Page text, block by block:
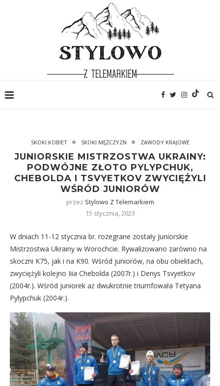
SKOKI KOBIET SKOKI MĘŻCZYZN ZAWODY KRAJOWE
JUNIORSKIE MISTRZOSTWA UKRAINY:
PODWÓJNE ZŁOTO PYLYPCHUK,
CHEBOLDA I TSVYETKOV ZWYCIĘŻYLI
WŚRÓD JUNIORÓW
przez Stylowo Z Telemarkiem
15 stycznia, 2023
W dniach 11-12 stycznia br. rozegrane zostały Juniorskie
Mistrzostwa Ukrainy w Worochcie. Rywalizowano zarówno na
skoczni K75, jak i na K90. Wśród juniorów, na obu obiektach,
zwyciężyli kolejno Iiia Chebolda (2007r.) i Denys Tsvyetkov
(2004r.). Wśród juniorek aż dwukrotnie triumfowała Tetyana
Pylypchuk (2004r.).